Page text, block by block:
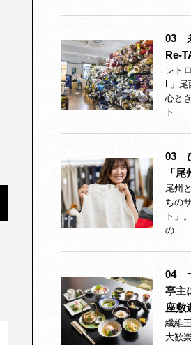
03
Re-
レト
L」尾
心と
ト…
03
「
尾州
ちの
ト」
の…
04
亭主
座敷
繊維
大歓